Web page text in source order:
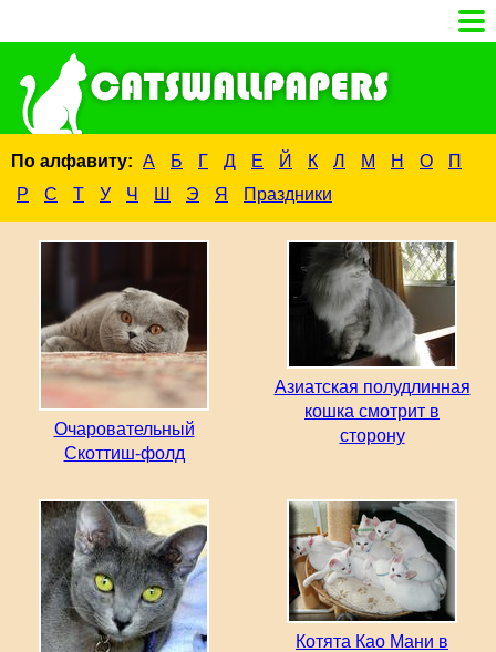
По алфавиту: А Б Г Д Е Й К Л М Н О
П
Р
С Т У Ч Ш Э Я Праздники
Очаровательный
Скоттиш-фолд
Азиатская полудлинная
кошка смотрит в
сторону
Котята Као Мани в